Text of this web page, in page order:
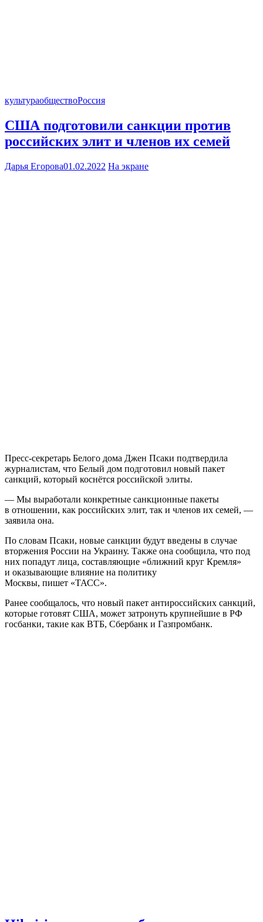
культураобществоРоссия
США подготовили санкции против
российских элит и членов их семей
Дарья Егорова01.02.2022 На экране
Пресс-секретарь Белого дома Джен Псаки подтвердила
журналистам, что Белый дом подготовил новый пакет
санкций, который коснётся российской элиты.
— Мы выработали конкретные санкционные пакеты
в отношении, как российских элит, так и членов их семей, —
заявила она.
По словам Псаки, новые санкции будут введены в случае
вторжения России на Украину. Также она сообщила, что под
них попадут лица, составляющие «ближний круг Кремля»
и оказывающие влияние на политику
Москвы, пишет «ТАСС».
Ранее сообщалось, что новый пакет антироссийских санкций,
которые готовят США, может затронуть крупнейшие в РФ
госбанки, такие как ВТБ, Сбербанк и Газпромбанк.